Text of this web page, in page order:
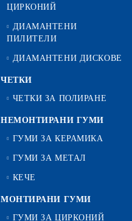
ЦИРКОНИЙ
ДИАМАНТЕНИ
ПИЛИТЕЛИ
ДИАМАНТЕНИ ДИСКОВЕ
ЧЕТКИ
ЧЕТКИ ЗА ПОЛИРАНЕ
НЕМОНТИРАНИ ГУМИ
ГУМИ ЗА КЕРАМИКА
ГУМИ ЗА МЕТАЛ
КЕЧЕ
МОНТИРАНИ ГУМИ
ГУМИ ЗА ЦИРКОНИЙ